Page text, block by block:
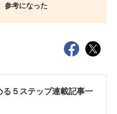
参考になった
５ステップ連載記事一